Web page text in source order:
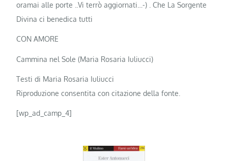
oramai alle porte ..Vi terrò aggiornati…-) . Che La Sorgente
Divina ci benedica tutti
CON AMORE
Cammina nel Sole (Maria Rosaria Iuliucci)
Testi di Maria Rosaria Iuliucci
Riproduzione consentita con citazione della fonte.
[wp_ad_camp_4]